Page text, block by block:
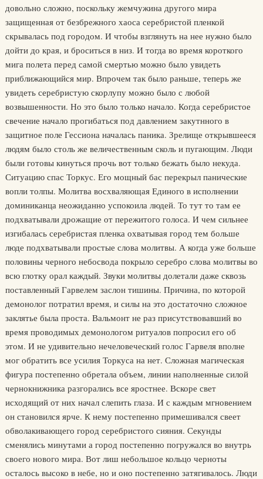
довольно сложно, поскольку жемчужина другого мира
защищенная от безбрежного хаоса серебристой пленкой
скрывалась под городом. И чтобы взглянуть на нее нужно было
дойти до края, и броситься в низ. И тогда во время короткого
мига полета перед самой смертью можно было увидеть
приближающийся мир. Впрочем так было раньше, теперь же
увидеть серебристую скорлупу можно было с любой
возвышенности. Но это было только начало. Когда серебристое
свечение начало прогибаться под давлением закутнного в
защитное поле Гессиона началась паника. Зрелище открывшееся
людям было столь же величественным сколь и пугающим. Люди
были готовы кинуться прочь вот только бежать было некуда.
Ситуацию спас Торкус. Его мощный бас перекрыл панические
вопли толпы. Молитва восхваляющая Единого в исполнении
доминиканца неожиданно успокоила людей. То тут то там ее
подхватывали дрожащие от пережитого голоса. И чем сильнее
изгибалась серебристая пленка охватывая город тем больше
люде подхватывали простые слова молитвы. А когда уже больше
половины черного небосвода покрыло серебро слова молитвы во
всю глотку орал каждый. Звуки молитвы долетали даже сквозь
поставленный Гарвелем заслон тишины. Причина, по которой
демонолог потратил время, и силы на это достаточно сложное
заклятье была проста. Вальмонт не раз присутствовавший во
время проводимых демонологом ритуалов попросил его об
этом. И не удивительно нечеловеческий голос Гарвеля вполне
мог обратить все усилия Торкуса на нет. Сложная магическая
фигура постепенно обретала объем, линии наполненные силой
чернокнижника разгорались все яростнее. Вскоре свет
исходящий от них начал слепить глаза. И с каждым мгновением
он становился ярче. К нему постепенно примешивался свеет
обволакивающего город серебристого сияния. Секунды
сменялись минутами а город постепенно погружался во внутрь
своего нового мира. Вот лиш небольшое кольцо черноты
осталось высоко в небе, но и оно постепенно затягивалось. Люди